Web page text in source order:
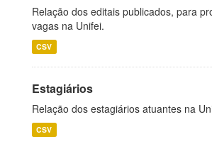
Relação dos editais publicados, para
vagas na Unifei.
CSV
Estagiários
Relação dos estagiários atuantes na
CSV